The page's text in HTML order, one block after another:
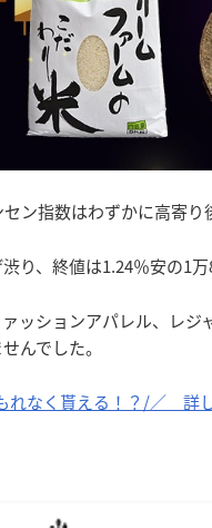
ン指数はわずかに高寄り
り、終値は1.24％安の1万
ッションアパレル、レ
んでした。
れなく貰える！？/／ 詳